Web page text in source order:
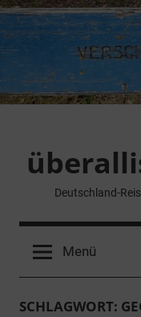
Zum
Inhalt
springen
Deutschland-
Menü
SCHLAGWORT: